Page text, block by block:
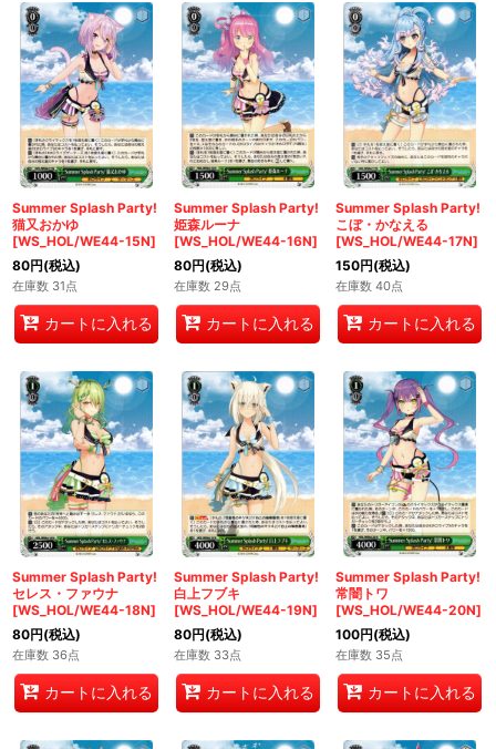
Summer Splash Party!
猫又おかゆ
[WS_HOL/WE44-15N]
80円(税込)
在庫数 31点
カートに入れる
Summer Splash Party!
姫森ルーナ
[WS_HOL/WE44-16N]
80円(税込)
在庫数 29点
カートに入れる
Summer Splash Party!
こぼ・かなえる
[WS_HOL/WE44-17N]
150円(税込)
在庫数 40点
カートに入れる
Summer Splash Party!
セレス・ファウナ
[WS_HOL/WE44-18N]
80円(税込)
在庫数 36点
カートに入れる
Summer Splash Party!
白上フブキ
[WS_HOL/WE44-19N]
80円(税込)
在庫数 33点
カートに入れる
Summer Splash Party!
常闇トワ
[WS_HOL/WE44-20N]
100円(税込)
在庫数 35点
カートに入れる